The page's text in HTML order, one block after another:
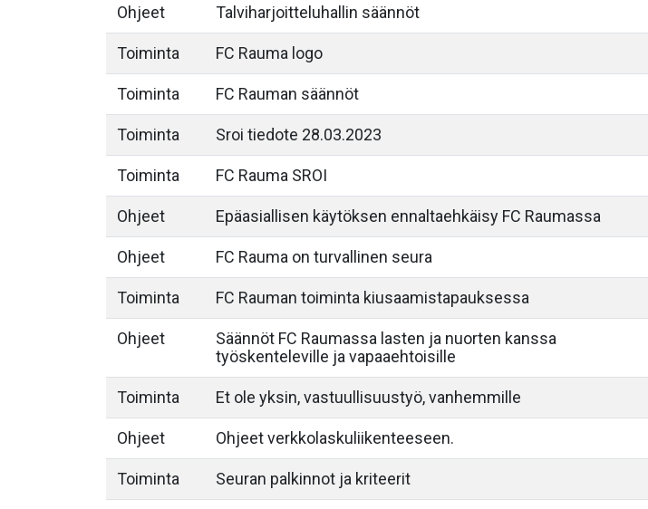
Ohjeet Talviharjoitteluhallin säännöt
Toiminta FC Rauma logo
Toiminta FC Rauman säännöt
Toiminta Sroi tiedote 28.03.2023
Toiminta FC Rauma SROI
Ohjeet Epäasiallisen käytöksen ennaltaehkäisy FC Raumassa
Ohjeet FC Rauma on turvallinen seura
Toiminta FC Rauman toiminta kiusaamistapauksessa
Ohjeet
Säännöt FC Raumassa lasten ja nuorten kanssa
työskenteleville ja vapaaehtoisille
Toiminta Et ole yksin, vastuullisuustyö, vanhemmille
Ohjeet Ohjeet verkkolaskuliikenteeseen.
Toiminta Seuran palkinnot ja kriteerit